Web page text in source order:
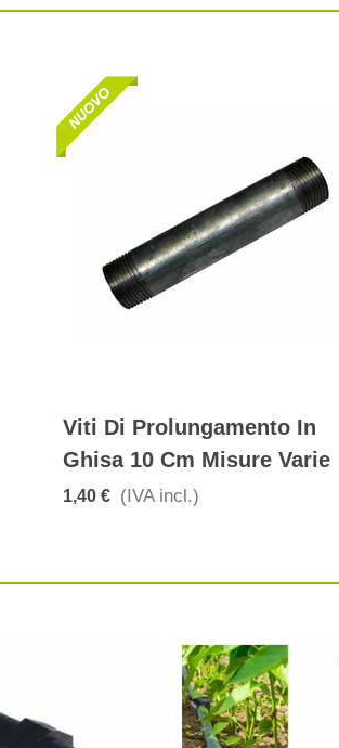
Viti Di Prolungamento In
Ghisa 10 Cm Misure Varie
1,40 € (IVA incl.)